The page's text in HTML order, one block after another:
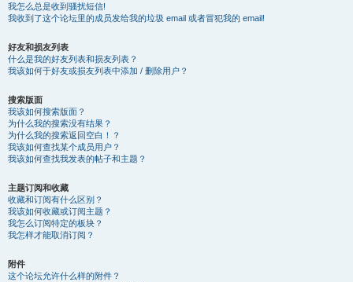
我怎么总是收到骚扰短信!
我收到了这个论坛里的成员发给我的垃圾 email 或者冒犯我的 email!
好友和损友列表
什么是我的好友列表和损友列表？
我该如何于好友或损友列表中添加 / 删除用户？
搜索版面
我该如何搜索版面？
为什么我的搜索没有结果？
为什么我的搜索返回空白！？
我该如何查找某个成员用户？
我该如何查找我发表的帖子和主题？
主题订阅和收藏
收藏和订阅有什么区别？
我该如何收藏或订阅主题？
我怎么订阅特定的板块？
我怎样才能取消订阅？
附件
这个论坛允许什么样的附件？